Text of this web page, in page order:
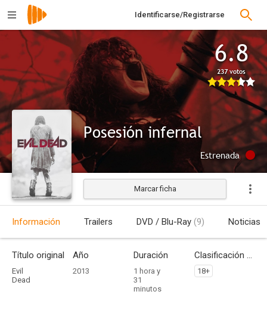
Identificarse/Registrarse
6.8
237 votos
Posesión infernal
Estrenada
Marcar ficha
Información Trailers DVD / Blu-Ray (9) Noticias
Título original
Evil
Dead
Año
2013
Duración
1 hora y
31
minutos
Clasificación por edades
18+